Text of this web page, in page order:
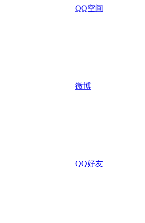
QQ空间
微博
QQ好友